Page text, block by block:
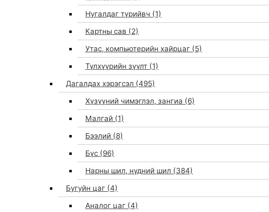
Нугалдаг түрийвч (1)
Картны сав (2)
Утас, компьютерийн хайрцаг (5)
Түлхүүрийн зүүлт (1)
Дагалдах хэрэгсэл (495)
Хүзүүний чимэглэл, зангиа (6)
Малгай (1)
Бээлий (8)
Бүс (96)
Нарны шил, нүдний шил (384)
Бугуйн цаг (4)
Аналог цаг (4)